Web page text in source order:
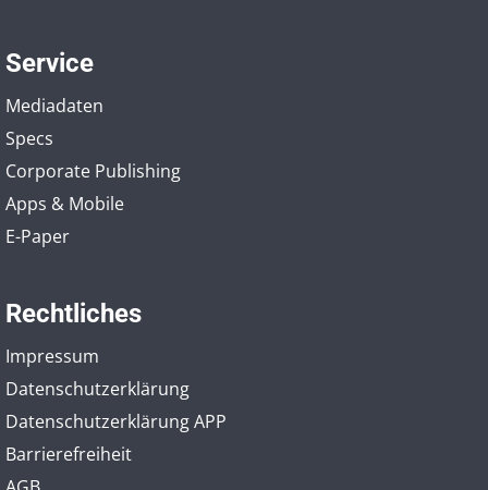
Service
Mediadaten
Specs
Corporate Publishing
Apps & Mobile
E-Paper
Rechtliches
Impressum
Datenschutzerklärung
Datenschutzerklärung APP
Barrierefreiheit